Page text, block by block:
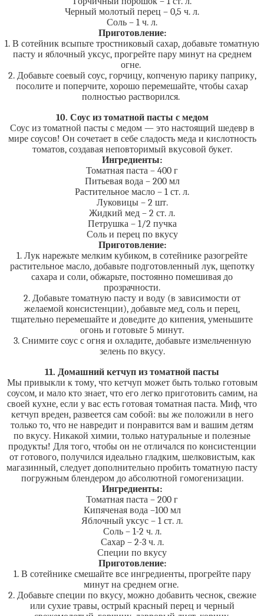
Черный молотый перец – 0,5 ч. л.
Соль – 1 ч. л.
Приготовление:
1. В сотейник всыпьте тростниковый сахар, добавьте томатную
пасту и яблочный уксус, прогрейте пару минут на среднем
огне.
2. Добавьте соевый соус, горчицу, копченую парику паприку,
посолите и поперчите, хорошо перемешайте, чтобы сахар
полностью растворился.
10. Соус из томатной пасты с медом
Соус из томатной пасты с медом — это настоящий шедевр в
мире соусов! Он сочетает в себе сладость меда и кислотность
томатов, создавая неповторимый вкусовой букет.
Ингредиенты:
Томатная паста – 400 г
Питьевая вода – 200 мл
Растительное масло – 1 ст. л.
Луковицы – 2 шт.
Жидкий мед – 2 ст. л.
Петрушка – 1/2 пучка
Соль и перец по вкусу
Приготовление:
1. Лук нарежьте мелким кубиком, в сотейнике разогрейте
растительное масло, добавьте подготовленный лук, щепотку
сахара и соли, обжарьте, постоянно помешивая до
прозрачности.
2. Добавьте томатную пасту и воду (в зависимости от
желаемой консистенции), добавьте мед, соль и перец,
тщательно перемешайте и доведите до кипения, уменьшите
огонь и готовьте 5 минут.
3. Снимите соус с огня и охладите, добавьте измельченную
зелень по вкусу.
11. Домашний кетчуп из томатной пасты
Мы привыкли к тому, что кетчуп может быть только готовым
соусом, и мало кто знает, что его легко приготовить самим, на
своей кухне, если у вас есть готовая томатная паста. Миф, что
кетчуп вреден, развеется сам собой: вы же положили в него
только то, что не навредит и понравится вам и вашим детям
по вкусу. Никакой химии, только натуральные и полезные
продукты! Для того, чтобы он не отличался по консистенции
от готового, получился идеально гладким, шелковистым, как
магазинный, следует дополнительно пробить томатную пасту
погружным блендером до абсолютной гомогенизации.
Ингредиенты:
Томатная паста – 200 г
Кипяченая вода –100 мл
Яблочный уксус – 1 ст. л.
Соль – 1-2 ч. л.
Сахар – 2-3 ч. л.
Специи по вкусу
Приготовление:
1. В сотейнике смешайте все ингредиенты, прогрейте пару
минут на среднем огне.
2. Добавьте специи по вкусу, можно добавить чеснок, свежие
или сухие травы, острый красный перец и черный